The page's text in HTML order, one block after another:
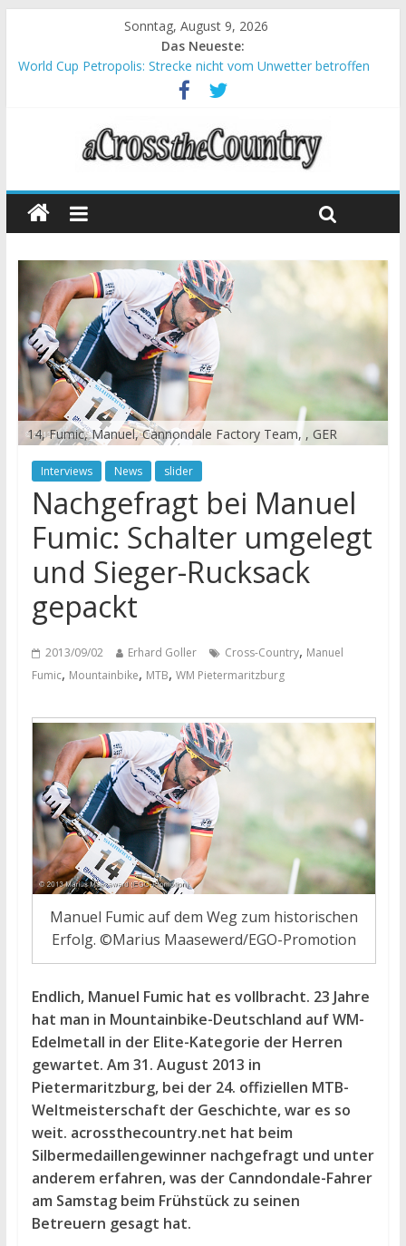
Sonntag, August 9, 2026
Das Neueste:
World Cup Petropolis: Strecke nicht vom Unwetter betroffen
Krumbach und Obergessertshausen: Mountainbike-Bundesliga
Supercup Massi Banyoles: Siege für Carod und Richards
Halbzeit beim Andalucia Bike Race: Weltmeister Seewald führt
Chelva: Schweizer Doppelsieg beim ersten XCO-Rennen der
14, Fumic, Manuel, Cannondale Factory Team, , GER
Interviews News slider
Nachgefragt bei Manuel
Fumic: Schalter umgelegt
und Sieger-Rucksack
gepackt
2013/09/02 Erhard Goller Cross-Country, Manuel
Fumic, Mountainbike, MTB, WM Pietermaritzburg
Manuel Fumic auf dem Weg zum historischen
Erfolg. ©Marius Maasewerd/EGO-Promotion
Endlich, Manuel Fumic hat es vollbracht. 23 Jahre
hat man in Mountainbike-Deutschland auf WM-
Edelmetall in der Elite-Kategorie der Herren
gewartet. Am 31. August 2013 in
Pietermaritzburg, bei der 24. offiziellen MTB-
Weltmeisterschaft der Geschichte, war es so
weit. acrossthecountry.net hat beim
Silbermedaillengewinner nachgefragt und unter
anderem erfahren, was der Canndondale-Fahrer
am Samstag beim Frühstück zu seinen
Betreuern gesagt hat.